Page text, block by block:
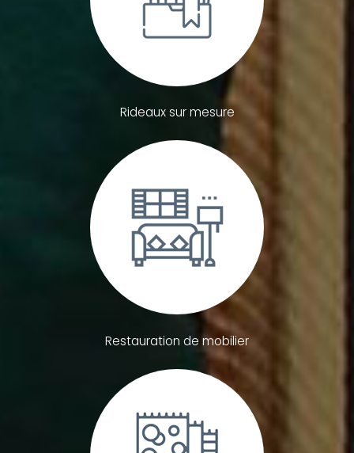
Rideaux sur mesure
Restauration de mobilier